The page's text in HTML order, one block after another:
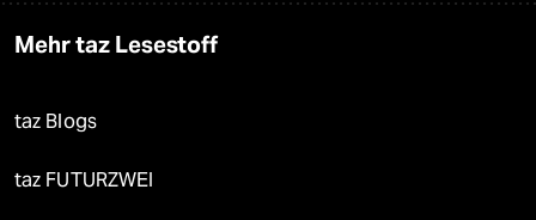
Mehr taz Lesestoff
taz Blogs
taz FUTURZWEI